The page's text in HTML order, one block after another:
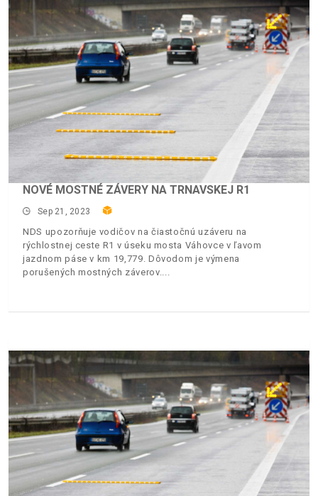
NOVÉ MOSTNÉ ZÁVERY NA TRNAVSKEJ R1
Sep 21, 2023
NDS upozorňuje vodičov na čiastočnú uzáveru na
rýchlostnej ceste R1 v úseku mosta Váhovce v ľavom
jazdnom páse v km 19,779. Dôvodom je výmena
porušených mostných záverov.